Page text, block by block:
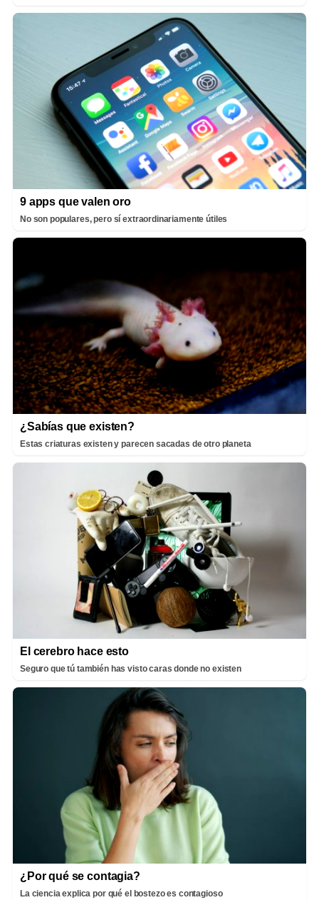
9 apps que valen oro
No son populares, pero sí extraordinariamente útiles
¿Sabías que existen?
Estas criaturas existen y parecen sacadas de otro planeta
El cerebro hace esto
Seguro que tú también has visto caras donde no existen
¿Por qué se contagia?
La ciencia explica por qué el bostezo es contagioso